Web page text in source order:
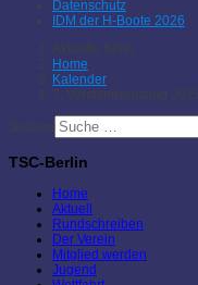
Datenschutz
IDM der H-Boote 2026
Aktuelle Seite:
Home
Kalender
7. Vorstandssitzung
Suchen
TSC-Berlin
Home
Aktuell
Rundschreiben
Der Verein
Mitglied werden
Jugend